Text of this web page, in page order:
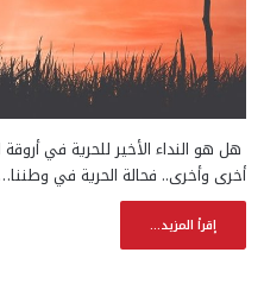
هل هو النداء الأخير للحرية في
أخرى وأخرى.. فحالة الحرية في وطننا…
إقرأ المزيد...